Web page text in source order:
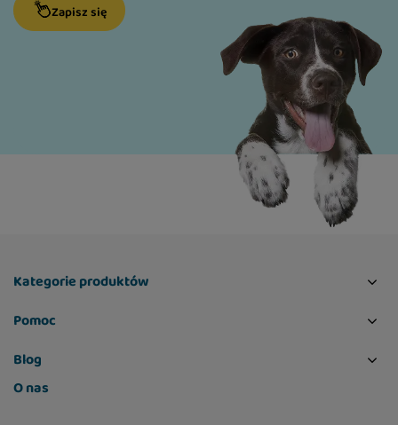
Zapisz się
Kategorie produktów
Pomoc
Blog
O nas